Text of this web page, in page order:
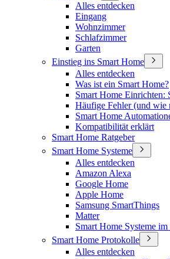
Alles entdecken
Eingang
Wohnzimmer
Schlafzimmer
Garten
Einstieg ins Smart Home
Alles entdecken
Was ist ein Smart Home?
Smart Home Einrichten:
Häufige Fehler (und wie
Smart Home
Kompatibilität erklärt
Smart Home Ratgeber
Smart Home Systeme
Alles entdecken
Amazon Alexa
Google Home
Apple Home
Samsung SmartThings
Matter
Smart Home Systeme
Smart Home Protokolle
Alles entdecken